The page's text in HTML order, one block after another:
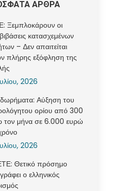
ΑΡΘΡΑ
Ξεμπλοκάρουν οι
κατασχεμένων
– Δεν απαιτείται
πλήρης εξόφληση της
2026
Αύξηση του
ορίου από 300
τον μήνα σε 6.000 ευρώ
2026
Θετικό πρόσημο
ο ελληνικός